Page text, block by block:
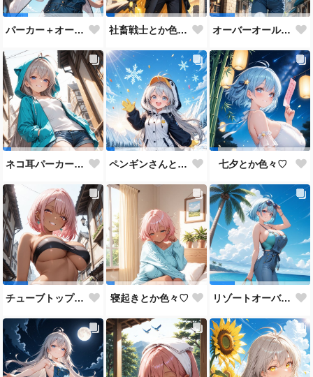
パーカー＋オーバーオールまとめ♡ 社畜戦士とか色々♡ オーバーオールでいってきま～す！！
ネコ耳パーカーとか色々♡ ペンギンさんとか色々♡ 七夕とか色々♡
チューブトップ＋ジーンズまとめ♡ 寝起きとか色々♡ リゾートオーバーオールまとめ♡